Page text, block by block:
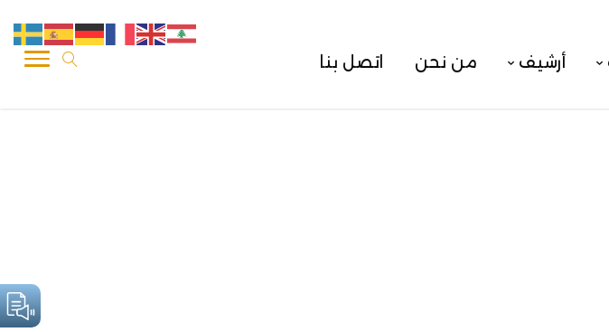
أرشيف من نحن اتصل بنا